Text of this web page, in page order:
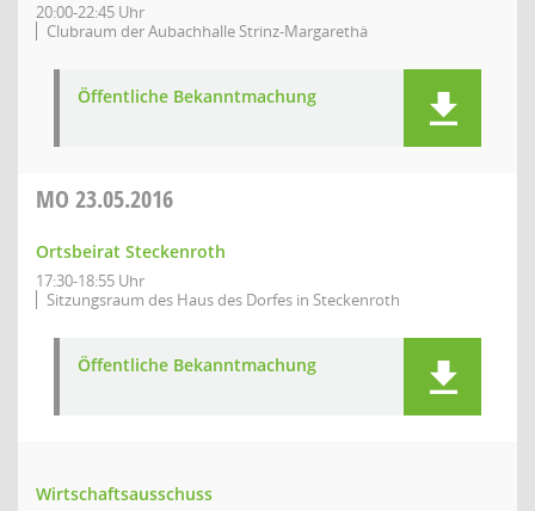
20:00-22:45 Uhr
Clubraum der Aubachhalle Strinz-Margarethä
Öffentliche Bekanntmachung
MO 23.05.2016
Ortsbeirat Steckenroth
17:30-18:55 Uhr
Sitzungsraum des Haus des Dorfes in Steckenroth
Öffentliche Bekanntmachung
Wirtschaftsausschuss